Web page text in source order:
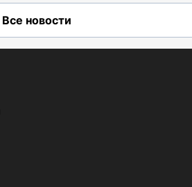
Все новости